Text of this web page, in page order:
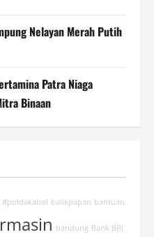
Nelayan Merah Putih
Patra Niaga
Binaan
#poldakalsel balikpapan bantuan
bandung Bank BRI